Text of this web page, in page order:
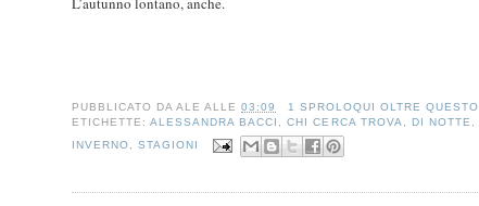
PUBBLICATO DAALE ALLE03:09
1 SPROLOQUI OLTRE QUESTO
ETICHETTE:ALESSANDRA BACCI ,CHI CERCA TROVA, DI NOTTE,
INVERNO,STAGIONI